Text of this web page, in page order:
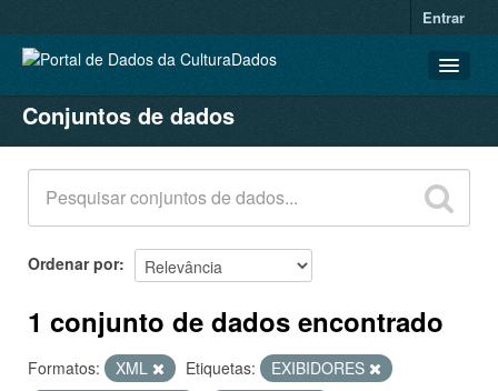
Entrar
CONJUNTOS DE DADOS
ORGANIZAÇÕES
GRUPOS
SOBRE
Conjuntos de dados
Ordenar por
1 conjunto de dados encontrado
Formatos: XML Etiquetas:
EXIBIDORES